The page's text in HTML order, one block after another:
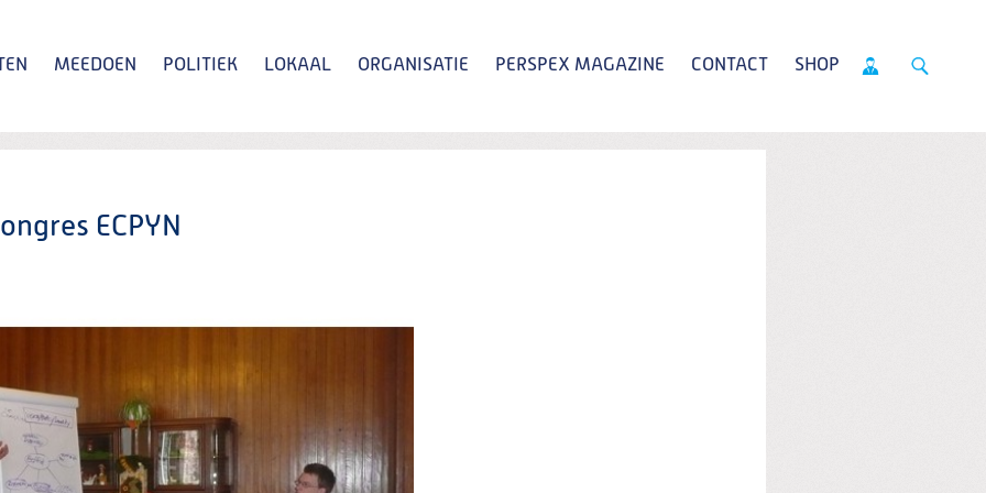
MEEDOEN POLITIEK LOKAAL ORGANISATIE PERSPEX MAGAZINE CONTACT SHOP
ECPYN